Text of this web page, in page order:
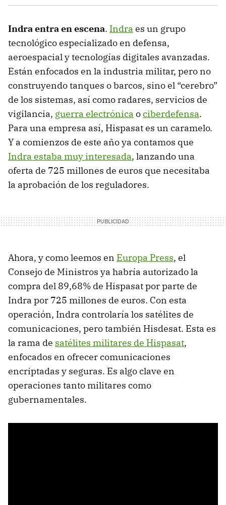
Indra entra en escena. Indra es un grupo
tecnológico especializado en defensa,
aeroespacial y tecnologías digitales avanzadas.
Están enfocados en la industria militar, pero no
construyendo tanques o barcos, sino el “cerebro”
de los sistemas, así como radares, servicios de
vigilancia, guerra electrónica ociberdefensa.
Para una empresa así, Hispasat es un caramelo.
Y a comienzos de este año ya contamos que
Indra estaba muy interesada, lanzando una
oferta de 725 millones de euros que necesitaba
la aprobación de los reguladores.
Ahora, y como leemos en Europa Press, el
Consejo de Ministros ya habría autorizado la
compra del 89,68% de Hispasat por parte de
Indra por 725 millones de euros. Con esta
operación, Indra controlaría los satélites de
comunicaciones, pero también Hisdesat. Esta es
la rama de satélites militares de Hispasat,
enfocados en ofrecer comunicaciones
encriptadas y seguras. Es algo clave en
operaciones tanto militares como
gubernamentales.